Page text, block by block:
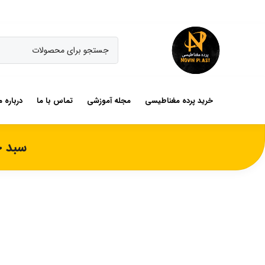
خرید پرده مغناطیسی مجله آموزشی تماس با ما درباره
سبد